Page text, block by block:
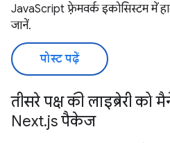
JavaScript फ़्रेमवर्क इकोसिस्टम में
जानें.
पोस्ट पढ़ें
तीसरे पक्ष की लाइब्रेरी
Next.js पैकेज